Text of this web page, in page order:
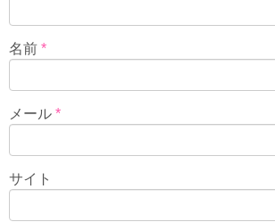
名前 *
メール *
サイト